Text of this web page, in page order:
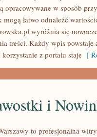
opracowywane w sposób
łatwo odnaleźć
wyróżnia się
treści. Każdy wpis powstaje
korzystanie z portalu staje [
i
to profesjonalna